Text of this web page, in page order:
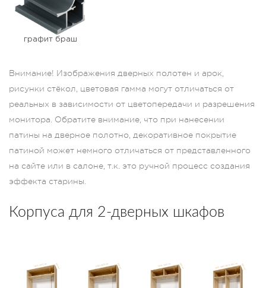
графит браш
Внимание! Изображения дверных полотен и арок,
рисунки стёкол, цветовая гамма могут отличаться от
реальных в зависимости от цветопередачи и разрешения
монитора. Обратите внимание, что при нанесении
патины на дверное полотно, декоративное покрытие
патиной может немного отличаться от представленного
на сайте или в салоне, т.к. это ручной процесс создания
эффекта старины.
Корпуса для 2-дверных шкафов